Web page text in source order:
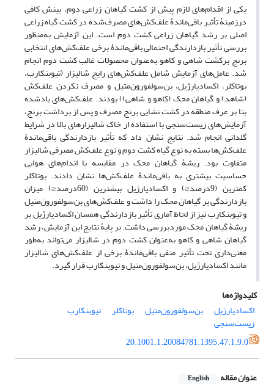
یکی از اقدام‌های لازم پیش از کشت گیاهان زراعی دوم، بینش کافی
درزمینۀ تأثیر باقی‌ماندۀ علف‌کش‌های مصرف‌شده در کشت گیاه زراعی
اصلی بر رشد گیاهان زراعی کشت ‌دوم است. این آزمایش به‌منظور
بررسی تأثیر بازدارندگی احتمالی باقی‌ماندۀ برخی علف‌کش‌های انتخابی
برنج برکشت شاهی و کاهو به‌عنوان محصولات غالب کشت ‌دوم انجام
شد. عامل‌های آزمایش شامل علف‌کش‌های رایج شالیزار (تیوبنکارب،
بوتاکلر، اکسادیارژیل، بن‌سولفورون‌متیل و مصرف نکردن علف‌کش
(شاهد) و گیاهان محک (کاهو و شاهی)) بودند. علف‌کش‌های یادشده
بنا بر عرف منطقه در کشت نشایی برنج مصرف و پس از برداشت برنج،
آزمایش‌های زیست‌سنجی با استفاده از خاک شالیزارهای بالا در شرایط
گلدانی انجام شد. نتایج نشان داد که تأثیر بازدارندگی باقی‌ماندۀ
علف‌کش‌ها بسته به نوع گیاه کشت ‌دوم و نوع علف‌کش مصرفی شالیزار
متفاوت بود. ریشۀ گیاهان محک در مقایسه با اندام‌های هوایی
حساسیت بیشتری به باقی‌ماندۀ علف‌کش‌ها نشان دادند. بوتاکلر
کمترین (9درصد≤) و اکسادیارژیل بیشترین (60درصد≤) میزان
بازدارندگی بر گیاهان محک را داشت و علف‌کش‌های بن‌سولفورون‌متیل
و تیوبنکارب نیز از لحاظ آماری تأثیر بازدارندگی همسان اکسادیارژیل بر
ریشۀ گیاهان محک موردبررسی داشت. بر پایۀ نتایج این آزمایش، رشد
گیاهان شاهی و کاهو به‌عنوان کشت‌ دوم در شالیزار می‌تواند به‌طور
معنی‌داری تحت تأثیر منفی باقی‌ماندۀ برخی از علف‌کش‌های شالیزار
مانند اکسادیارژیل، بن‌سولفورون‌متیل و تیوبنکارب قرار گیرد.
کلیدواژه‌ها
اکسادیارژیل
بن‌سولفورون‌متیل بوتاکلر تیوبنکارب
زیست‌سنجی
20.1001.1.20084781.1395.47.1.9.0
عنوان مقاله English